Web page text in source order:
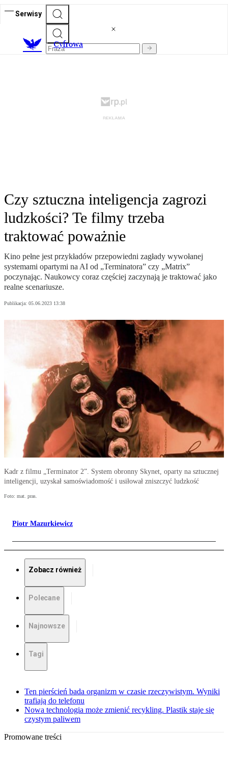
Serwisy
Cyfrowa
Czy sztuczna inteligencja zagrozi
ludzkości? Te filmy trzeba
traktować poważnie
Kino pełne jest przykładów przepowiedni zagłady wywołanej
systemami opartymi na AI od „Terminatora” czy „Matrix”
poczynając. Naukowcy coraz częściej zaczynają je traktować jako
realne scenariusze.
Publikacja: 05.06.2023 13:38
Kadr z filmu „Terminator 2”. System obronny Skynet, oparty na sztucznej
inteligencji, uzyskał samoświadomość i usiłował zniszczyć ludzkość
Foto: mat. pras.
Piotr Mazurkiewicz
Zobacz również
Polecane
Najnowsze
Tagi
Ten pierścień bada organizm w czasie rzeczywistym. Wyniki
trafiają do telefonu
Nowa technologia może zmienić recykling. Plastik staje się
czystym paliwem
Promowane treści